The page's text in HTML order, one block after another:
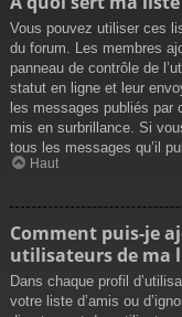
Vous pouvez utiliser ces
du forum. Les membres
panneau de contrôle de
statut en ligne et leur
les messages publiés par
mis en surbrillance. Si
tous les messages qu’il
Haut
Comment puis-je
utilisateurs de ma
Dans chaque profil
votre liste d’amis ou